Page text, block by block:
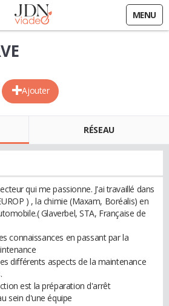
MENU
Ajouter
RÉSEAU
qui me passionne. J'ai travaillé dans
) , la chimie (Maxam, Boréalis) en
Glaverbel, STA, Française de
connaissances en passant par la
différents aspects de la maintenance
est la préparation d'arrêt
sein d'une équipe